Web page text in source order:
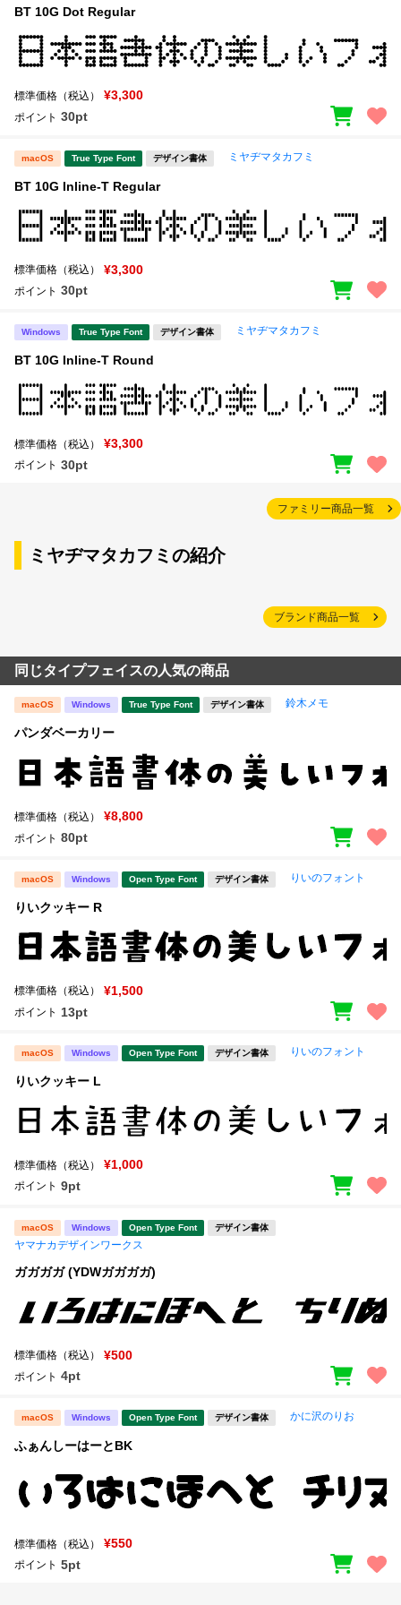
BT 10G Dot Regular
標準価格（税込） ¥3,300
ポイント 30pt
macOS True Type Font デザイン書体 ミヤヂマタカフミ
BT 10G Inline-T Regular
標準価格（税込） ¥3,300
ポイント 30pt
Windows True Type Font デザイン書体 ミヤヂマタカフミ
BT 10G Inline-T Round
標準価格（税込） ¥3,300
ポイント 30pt
ファミリー商品一覧
ミヤヂマタカフミの紹介
ブランド商品一覧
同じタイプフェイスの人気の商品
macOS Windows True Type Font デザイン書体 鈴木メモ
パンダベーカリー
標準価格（税込） ¥8,800
ポイント 80pt
macOS Windows Open Type Font デザイン書体 りいのフォント
りいクッキー R
標準価格（税込） ¥1,500
ポイント 13pt
macOS Windows Open Type Font デザイン書体 りいのフォント
りいクッキー L
標準価格（税込） ¥1,000
ポイント 9pt
macOS Windows Open Type Font デザイン書体
ヤマナカデザインワークス
ガガガガ (YDWガガガガ)
標準価格（税込） ¥500
ポイント 4pt
macOS Windows Open Type Font デザイン書体 かに沢のりお
ふぁんしーはーとBK
標準価格（税込） ¥550
ポイント 5pt